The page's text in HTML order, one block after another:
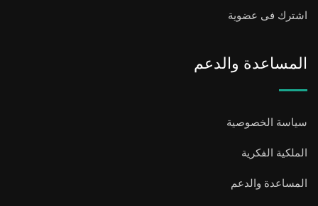
اشترك فى عضوية
المساعدة والدعم
سياسة الخصوصية
الملكية الفكرية
المساعدة والدعم